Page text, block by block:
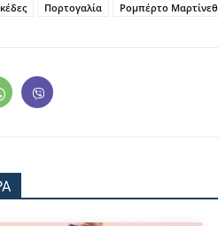
Πορτογαλία Ρομπέρτο Μαρτίνεθ